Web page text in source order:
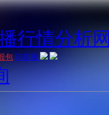
包 问客服